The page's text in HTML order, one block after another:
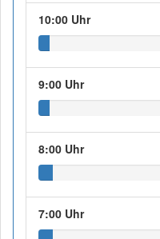
10:00 Uhr
9:00 Uhr
8:00 Uhr
7:00 Uhr